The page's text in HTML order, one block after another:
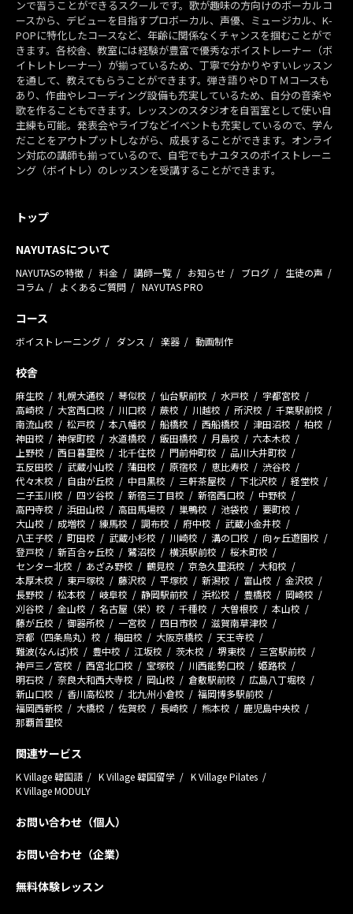
ンで習うことができるスクールです。歌が趣味の方向けのボーカルコ
ースから、デビューを目指すプロボーカル、声優、ミュージカル、K-
POPに特化したコースなど、年齢に関係なくチャンスを掴むことがで
きます。各校舎、教室には経験が豊富で優秀なボイストレーナー（ボ
イトレトレーナー）が揃っているため、丁寧で分かりやすいレッスン
を通して、教えてもらうことができます。弾き語りやＤＴＭコースも
あり、作曲やレコーディング設備も充実しているため、自分の音楽や
歌を作ることもできます。レッスンのスタジオを自習室として使い自
主練も可能。発表会やライブなどイベントも充実しているので、学ん
だことをアウトプットしながら、成長することができます。オンライ
ン対応の講師も揃っているので、自宅でもナユタスのボイストレーニ
ング（ボイトレ）のレッスンを受講することができます。
トップ
NAYUTASについて
NAYUTASの特徴 料金 講師一覧 お知らせ ブログ
生徒の声
コラム
よくあるご質問 NAYUTAS PRO
コース
ボイストレーニング ダンス 楽器 動画制作
校舎
麻生校 札幌大通校 琴似校 仙台駅前校 水戸校
宇都宮校
高崎校
大宮西口校 川口校 蕨校 川越校 所沢校
千葉駅前校
南流山校
松戸校 本八幡校 船橋校 西船橋校 津田沼校
柏校
神田校
神保町校 水道橋校 飯田橋校 月島校
六本木校
上野校
西日暮里校 北千住校 門前仲町校
品川大井町校
五反田校
武蔵小山校 蒲田校 原宿校 恵比寿校
渋谷校
代々木校
自由が丘校 中目黒校 三軒茶屋校 下北沢校
経堂校
二子玉川校
四ツ谷校 新宿三丁目校 新宿西口校
中野校
高円寺校
浜田山校 高田馬場校 巣鴨校 池袋校
要町校
大山校
成増校 練馬校 調布校 府中校
武蔵小金井校
八王子校
町田校 武蔵小杉校 川崎校 溝の口校
向ヶ丘遊園校
登戸校
新百合ヶ丘校 鷺沼校 横浜駅前校
桜木町校
センター北校
あざみ野校 鶴見校 京急久里浜校
大和校
本厚木校
東戸塚校 藤沢校 平塚校 新潟校 富山校
金沢校
長野校
松本校 岐阜校 静岡駅前校 浜松校 豊橋校
岡崎校
刈谷校
金山校 名古屋（栄）校 千種校 大曽根校
本山校
藤が丘校
御器所校 一宮校 四日市校
滋賀南草津校
京都（四条烏丸）校
梅田校 大阪京橋校
天王寺校
難波(なんば)校
豊中校 江坂校 茨木校 堺東校
三宮駅前校
神戸三ノ宮校
西宮北口校 宝塚校 川西能勢口校
姫路校
明石校
奈良大和西大寺校 岡山校 倉敷駅前校
広島八丁堀校
新山口校
香川高松校 北九州小倉校
福岡博多駅前校
福岡西新校
大橋校 佐賀校 長崎校 熊本校
鹿児島中央校
那覇首里校
関連サービス
K Village 韓国語 K Village 韓国留学
K Village Pilates
K Village MODULY
お問い合わせ（個人）
お問い合わせ（企業）
無料体験レッスン